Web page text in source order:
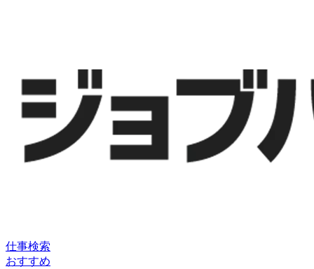
仕事検索
おすすめ